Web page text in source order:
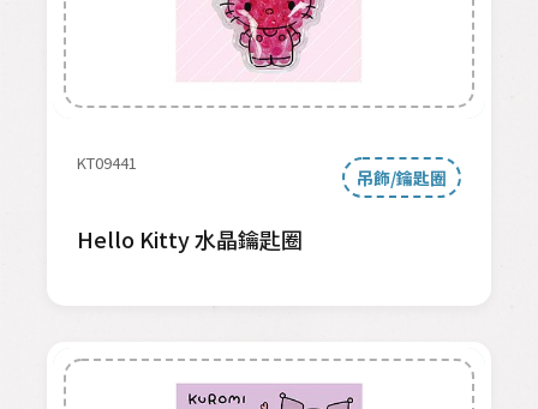
KT09441
吊飾/鑰匙圈
Hello Kitty 水晶鑰匙圈